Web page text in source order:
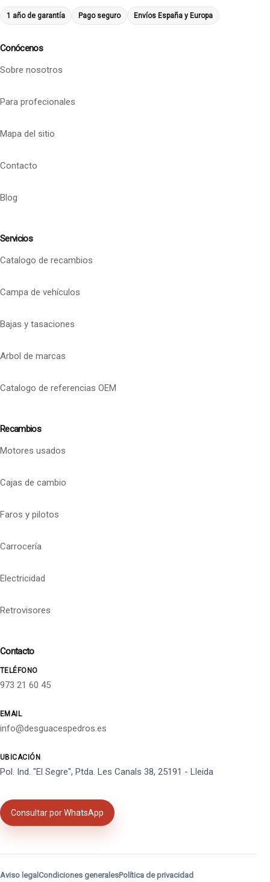
1 año de garantía Pago seguro Envíos España y Europa
Conócenos
Sobre nosotros
Para profecionales
Mapa del sitio
Contacto
Blog
Servicios
Catalogo de recambios
Campa de vehículos
Bajas y tasaciones
Arbol de marcas
Catalogo de referencias OEM
Recambios
Motores usados
Cajas de cambio
Faros y pilotos
Carrocería
Electricidad
Retrovisores
Contacto
TELÉFONO
973 21 60 45
EMAIL
info@desguacespedros.es
UBICACIÓN
Pol. Ind. "El Segre", Ptda. Les Canals 38, 25191 - Lleida
Consultar por WhatsApp
Aviso legal Condiciones generalesPolítica de privacidad